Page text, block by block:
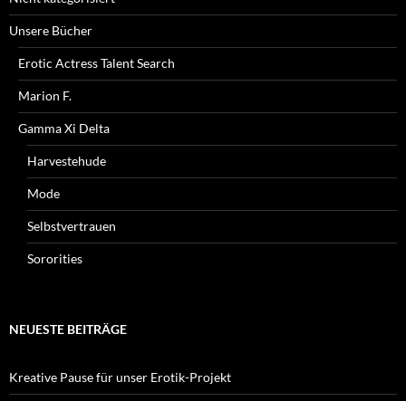
Unsere Bücher
Erotic Actress Talent Search
Marion F.
Gamma Xi Delta
Harvestehude
Mode
Selbstvertrauen
Sororities
NEUESTE BEITRÄGE
Kreative Pause für unser Erotik-Projekt